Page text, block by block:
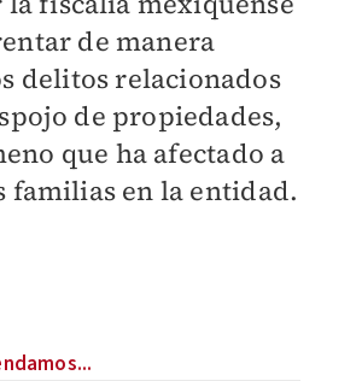
de manera
delitos relacionados
de propiedades,
que ha afectado a
familias en la entidad.